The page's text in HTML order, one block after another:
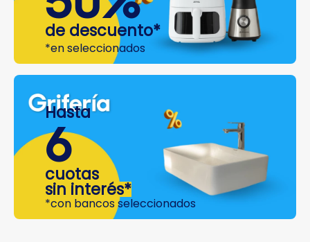
de descuento*
*en seleccionados
Hasta
6
cuotas
sin interés*
*con bancos seleccionados